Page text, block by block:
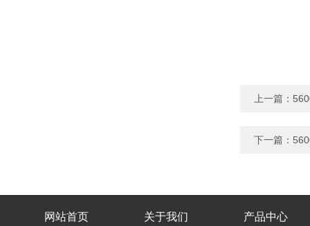
上一篇：
下一篇：
网站首页 关于我们 产品中心